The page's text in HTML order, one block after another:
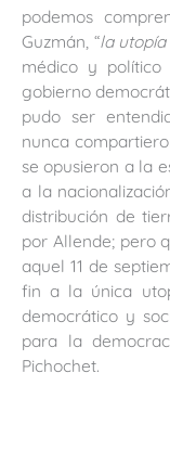
podemos
Guzmán, “la utopía
médico y
gobierno
pudo ser
nunca
se opusieron a la
a la
distribución de
por Allende; pero
aquel 11 de
fin a la única
democrático y
para la
Pichochet.